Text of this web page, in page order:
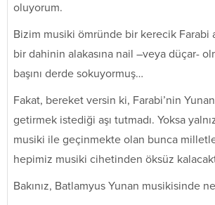
oluyorum.
Bizim musiki ömründe bir kerecik Farabi
bir dahinin alakasına nail –veya düçar-
başını derde sokuyormuş…
Fakat, bereket versin ki, Farabi’nin
getirmek istediği aşı tutmadı. Yoksa
musiki ile geçinmekte olan bunca
hepimiz musiki cihetinden öksüz
Bakınız, Batlamyus Yunan musikisinde